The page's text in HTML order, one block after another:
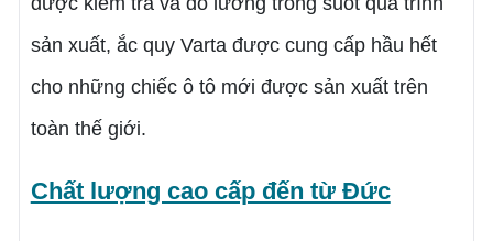
sản xuất, ắc quy Varta được cung cấp hầu hết
cho những chiếc ô tô mới được sản xuất trên
toàn thế giới.
Chất lượng cao cấp đến từ Đức